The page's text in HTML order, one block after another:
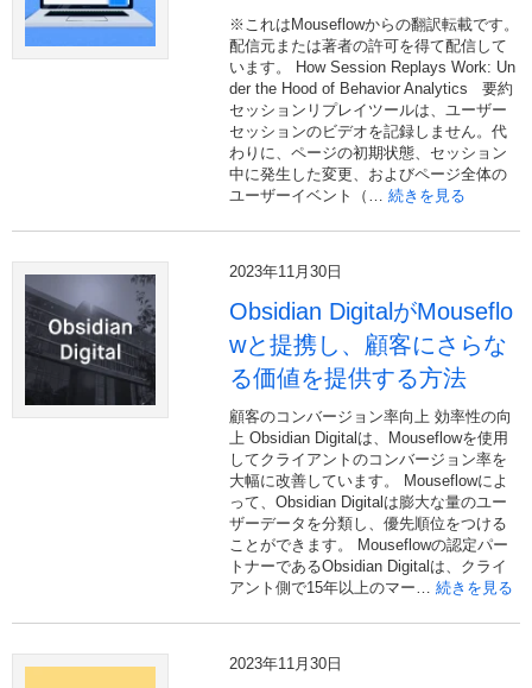
※これはMouseflowからの翻訳転載です。
配信元または著者の許可を得て配信して
います。 How Session Replays Work: Un
der the Hood of Behavior Analytics 要約
セッションリプレイツールは、ユーザー
セッションのビデオを記録しません。代
わりに、ページの初期状態、セッション
中に発生した変更、およびページ全体の
ユーザーイベント（… 続きを見る
2023年11月30日
Obsidian DigitalがMouseflo
wと提携し、顧客にさらな
る価値を提供する方法
顧客のコンバージョン率向上 効率性の向
上 Obsidian Digitalは、Mouseflowを使用
してクライアントのコンバージョン率を
大幅に改善しています。 Mouseflowによ
って、Obsidian Digitalは膨大な量のユー
ザーデータを分類し、優先順位をつける
ことができます。 Mouseflowの認定パー
トナーであるObsidian Digitalは、クライ
アント側で15年以上のマー… 続きを見る
2023年11月30日